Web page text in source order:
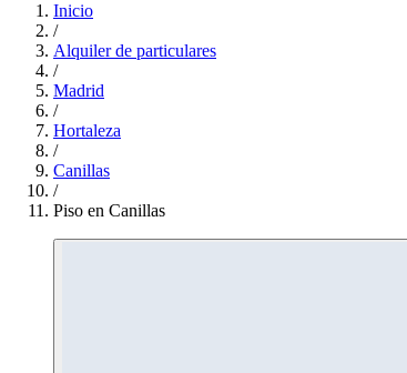
Inicio
/
Alquiler de particulares
/
Madrid
/
Hortaleza
/
Canillas
/
Piso en Canillas